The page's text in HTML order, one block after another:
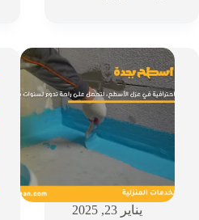
يناير 23, 2025